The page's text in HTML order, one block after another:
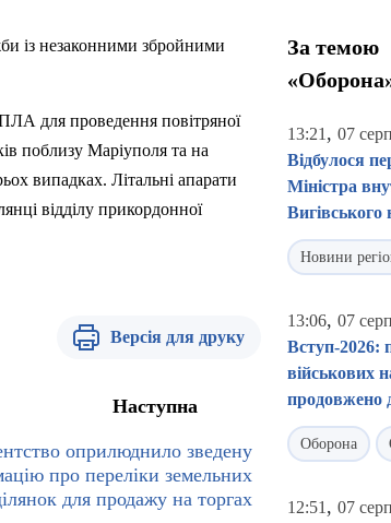
із незаконними збройними
для проведення повітряної
поблизу Маріуполя та на
випадках. Літальні апарати
відділу прикордонної
Версія для друку
Наступна
оприлюднило зведену
про переліки земельних
для продажу на торгах
За темою
13:21 , 07
Відбулося
Міністра
Новини
13:06, 07
Вступ-2026:
військових
продовжено
Оборона
12:51 , 07